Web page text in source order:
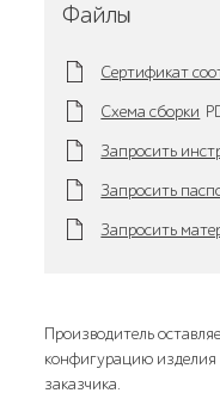
Файлы
Сертификат
Схема сборки
Запросить
Запросить
Запросить
Производитель
конфигурацию изделия
заказчика.